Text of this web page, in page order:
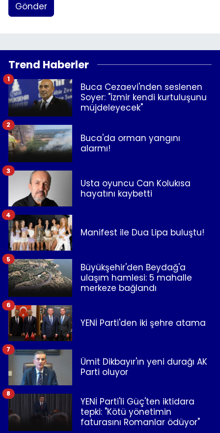
Gönder
Trend Haberler
Buca Cezaevi'nden seslenen
Soyer: "İzmir kendi kurtuluşunu
müjdeleyecek"
1
Buca'da orman yangını
alarmı!
2
Usta oyuncu Can Kolukısa
hayatını kaybetti
3
Manifest ile Dua Lipa buluştu!
4
Büyükşehir'den Beydağ'a
ulaşım hamlesi: 5 mahalle
merkeze bağlandı
5
YENİ Parti'den iki şehre atama
6
Ümit Dikbayır'ın yeni durağı AK
Parti oluyor
7
YENİ Parti'li Güç'ten iktidara
tepki: "Kötü yönetimin
faturasını Romanlar ödüyor"
8